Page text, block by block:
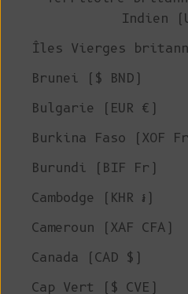
Indien
Îles Vierges
Brunei ($ BND)
Bulgarie (EUR €)
Burkina Faso (XOF
Burundi (BIF Fr)
Cambodge (KHR ៛)
Cameroun (XAF CFA)
Canada (CAD $)
Cap Vert ($ CVE)